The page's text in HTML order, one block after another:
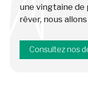
une vingtaine de
rêver, nous
Consultez nos